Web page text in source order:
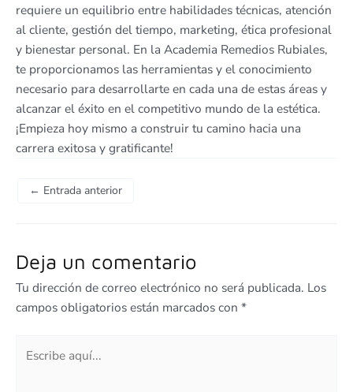
requiere un equilibrio entre habilidades técnicas, atención
al cliente, gestión del tiempo, marketing, ética profesional
y bienestar personal. En la Academia Remedios Rubiales,
te proporcionamos las herramientas y el conocimiento
necesario para desarrollarte en cada una de estas áreas y
alcanzar el éxito en el competitivo mundo de la estética.
¡Empieza hoy mismo a construir tu camino hacia una
carrera exitosa y gratificante!
← Entrada anterior
Deja un comentario
Tu dirección de correo electrónico no será publicada. Los
campos obligatorios están marcados con *
aquí...